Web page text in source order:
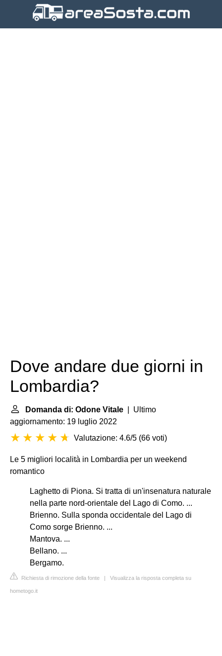
Dove andare due giorni in
Lombardia?
Domanda di: Odone Vitale | Ultimo
aggiornamento: 19 luglio 2022
Valutazione: 4.6/5 (66 voti)
Le 5 migliori località in Lombardia per un weekend
romantico
Laghetto di Piona. Si tratta di un'insenatura naturale
nella parte nord-orientale del Lago di Como. ...
Brienno. Sulla sponda occidentale del Lago di
Como sorge Brienno. ...
Mantova. ...
Bellano. ...
Bergamo.
Richiesta di rimozione della fonte | Visualizza la risposta completa su
hometogo.it